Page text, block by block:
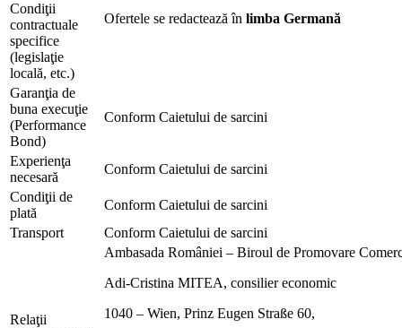
Condiţii
contractuale
specifice
(legislaţie
locală, etc.)
Ofertele se redactează în limba Germană
Garanţia de
buna execuţie
(Performance
Bond)
Conform Caietului de sarcini
Experienţa
necesară
Conform Caietului de sarcini
Condiţii de
plată
Conform Caietului de sarcini
Transport
Conform Caietului de sarcini
Relaţii
Ambasada României – Biroul de Promovare
Adi-Cristina MITEA, consilier economic
1040 – Wien, Prinz Eugen Straße 60,